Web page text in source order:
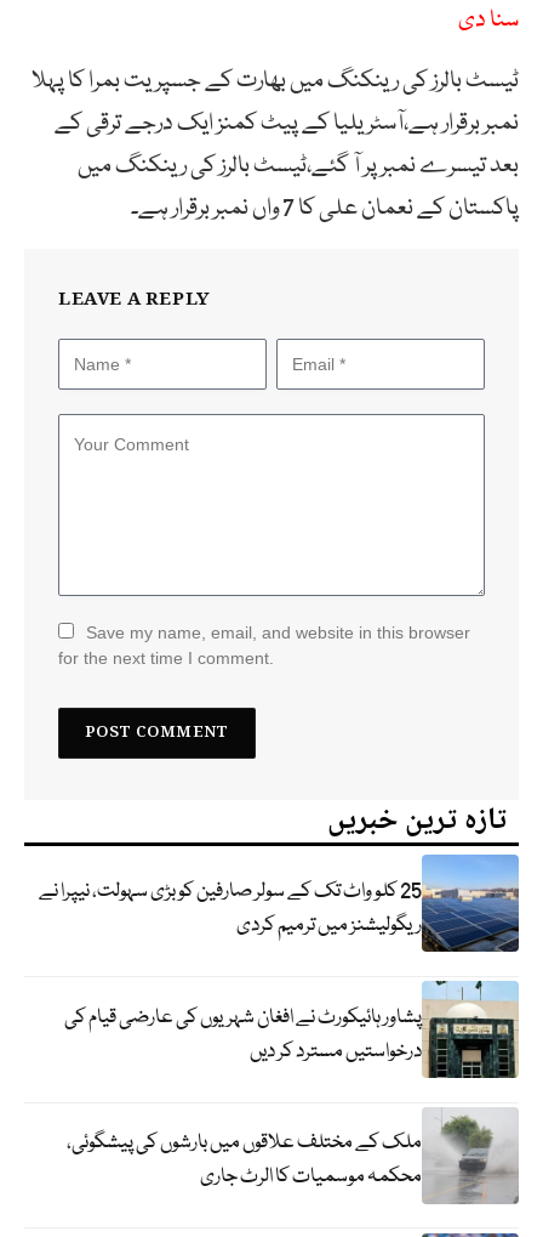
سنا دی
ٹیسٹ بالرز کی رینکنگ میں بھارت کے جسپریت بمرا کا پہلا
نمبر برقرار ہے،آسٹریلیا کے پیٹ کمنز ایک درجے ترقی کے
بعد تیسرے نمبر پر آ گئے،ٹیسٹ بالرز کی رینکنگ میں
پاکستان کے نعمان علی کا 7 واں نمبر برقرار ہے۔
LEAVE A REPLY
Save my name, email, and website in this browser
for the next time I comment.
تازہ ترین خبریں
25 کلو واٹ تک کے سولر صارفین کو بڑی سہولت، نیپرا نے
ریگولیشنز میں ترمیم کردی
پشاور ہائیکورٹ نے افغان شہریوں کی عارضی قیام کی
درخواستیں مسترد کر دیں
ملک کے مختلف علاقوں میں بارشوں کی پیشگوئی،
محکمہ موسمیات کا الرٹ جاری